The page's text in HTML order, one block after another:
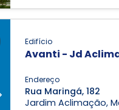
Edifício
Avanti - Jd
Endereço
Rua Maringá, 182
Jardim Aclimação,